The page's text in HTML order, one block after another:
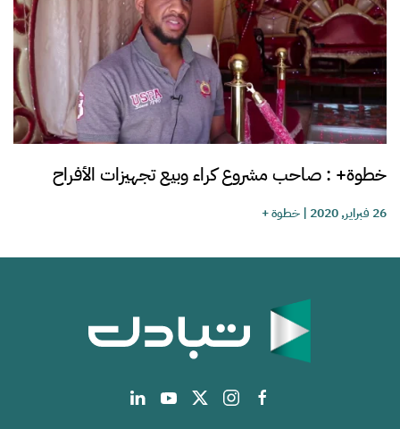
خطوة+ : صاحب مشروع كراء وبيع تجهيزات الأفراح
26 فبراير, 2020 |خطوة +